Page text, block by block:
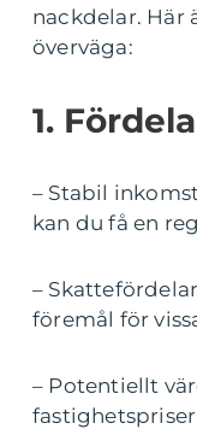
nackdelar. Här
överväga:
1.
– Stabil
kan du få en
–
föremål för
– Potentiellt